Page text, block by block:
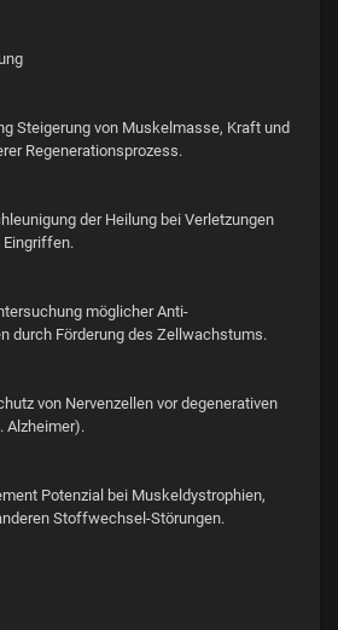
Steigerung von Muskelmasse, Kraft und
Regenerationsprozess.
der Heilung bei Verletzungen
Eingriffen.
möglicher Anti-
durch Förderung des Zellwachstums.
von Nervenzellen vor degenerativen
Alzheimer).
Potenzial bei Muskeldystrophien,
Stoffwechsel-Störungen.